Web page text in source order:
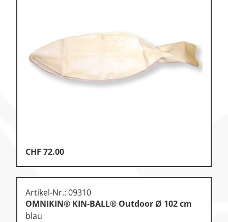
CHF 72.00
Artikel-Nr.: 09310
OMNIKIN® KIN-BALL® Outdoor Ø 102 cm
blau